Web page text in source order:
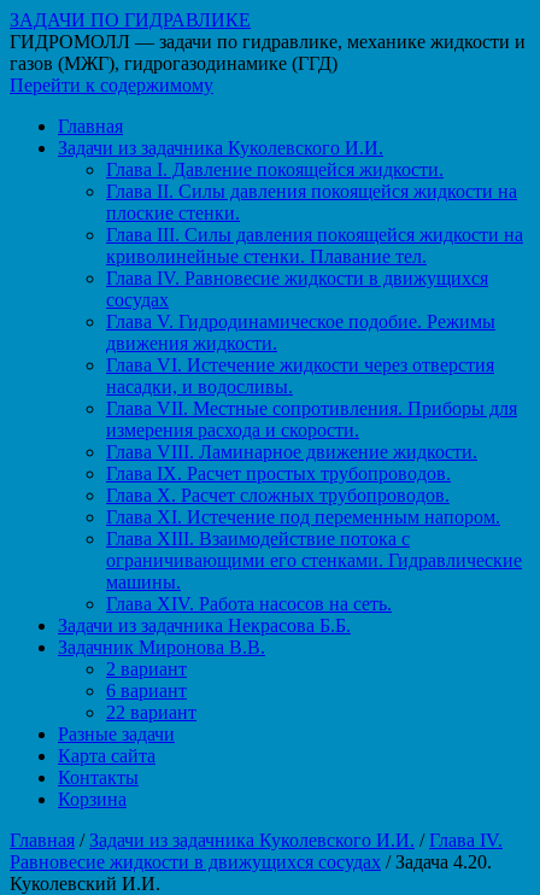
ЗАДАЧИ ПО ГИДРАВЛИКЕ
ГИДРОМОЛЛ — задачи по гидравлике, механике жидкости и
газов (МЖГ), гидрогазодинамике (ГГД)
Перейти к содержимому
Главная
Задачи из задачника Куколевского И.И.
Глава I. Давление покоящейся жидкости.
Глава II. Силы давления покоящейся жидкости на
плоские стенки.
Глава III. Силы давления покоящейся жидкости на
криволинейные стенки. Плавание тел.
Глава IV. Равновесие жидкости в движущихся
сосудах
Глава V. Гидродинамическое подобие. Режимы
движения жидкости.
Глава VI. Истечение жидкости через отверстия
насадки, и водосливы.
Глава VII. Местные сопротивления. Приборы для
измерения расхода и скорости.
Глава VIII. Ламинарное движение жидкости.
Глава IX. Расчет простых трубопроводов.
Глава X. Расчет сложных трубопроводов.
Глава XI. Истечение под переменным напором.
Глава XIII. Взаимодействие потока с
ограничивающими его стенками. Гидравлические
машины.
Глава XIV. Работа насосов на сеть.
Задачи из задачника Некрасова Б.Б.
Задачник Миронова В.В.
2 вариант
6 вариант
22 вариант
Разные задачи
Карта сайта
Контакты
Корзина
Главная /Задачи из задачника Куколевского И.И. /Глава IV.
Равновесие жидкости в движущихся сосудах / Задача 4.20.
Куколевский И.И.